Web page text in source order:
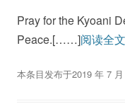
Pray for the Kyoani
Peace.[……]阅读全文
本条目发布于2019 年 7